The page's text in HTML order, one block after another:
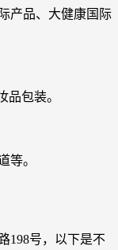
产品、大健康国际
品包装。
等。
198号，以下是不